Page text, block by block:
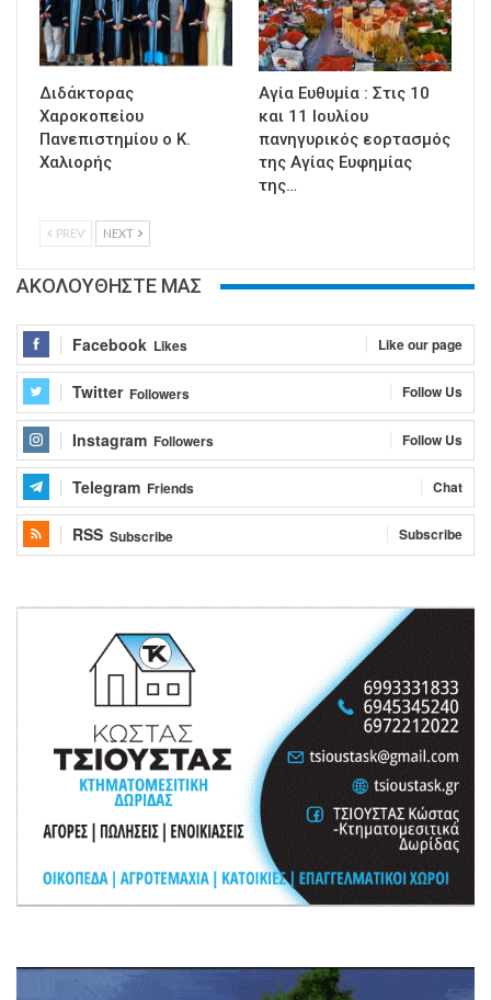
Διδάκτορας
Χαροκοπείου
Πανεπιστημίου ο Κ.
Χαλιορής
Αγία Ευθυμία : Στις 10
και 11 Ιουλίου
πανηγυρικός εορτασμός
της Αγίας Ευφημίας
της…
PREV NEXT
ΑΚΟΛΟΥΘΗΣΤΕ ΜΑΣ
Facebook Likes Like our page
Twitter Followers Follow Us
Instagram Followers Follow Us
Telegram Friends Chat
RSS Subscribe Subscribe